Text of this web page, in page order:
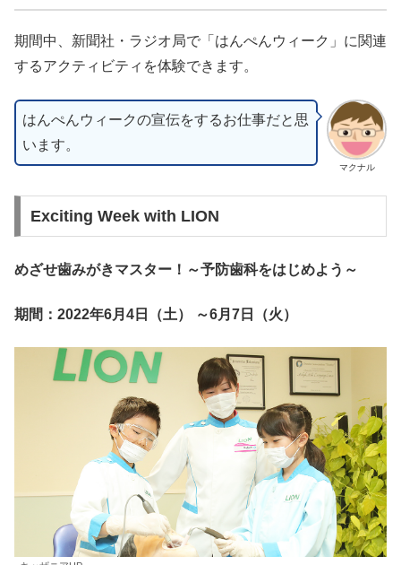
期間中、新聞社・ラジオ局で「はんぺんウィーク」に関連
するアクティビティを体験できます。
マクナル
はんぺんウィークの宣伝をするお仕事だと思
います。
Exciting Week with LION
めざせ歯みがきマスター！～予防歯科をはじめよう～
期間：2022年6月4日（土） ～6月7日（火）